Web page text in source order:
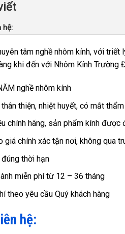
hệ:
tâm nghề nhôm kính, với triết
khi đến với Nhôm Kính
nghề nhôm kính
thiện, nhiệt huyết, có mắt
chính hãng, sản phẩm kính
giá chính xác tận nơi, không qua
đúng thời hạn
miễn phí từ 12 – 36 tháng
theo yêu cầu Quý khách hàng
hệ: